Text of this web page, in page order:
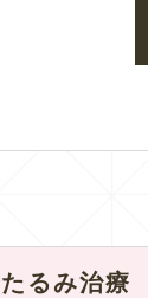
るみ治療